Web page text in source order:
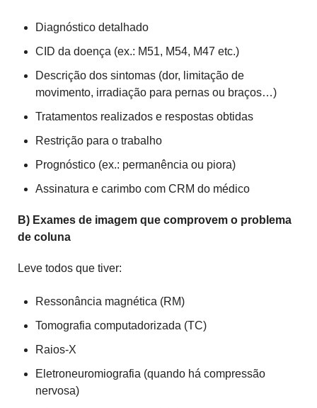
Diagnóstico detalhado
CID da doença (ex.: M51, M54, M47 etc.)
Descrição dos sintomas (dor, limitação de
movimento, irradiação para pernas ou braços…)
Tratamentos realizados e respostas obtidas
Restrição para o trabalho
Prognóstico (ex.: permanência ou piora)
Assinatura e carimbo com CRM do médico
B) Exames de imagem que comprovem o problema
de coluna
Leve todos que tiver:
Ressonância magnética (RM)
Tomografia computadorizada (TC)
Raios-X
Eletroneuromiografia (quando há compressão
nervosa)